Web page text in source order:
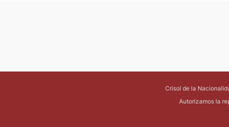
Crisol de la
Autorizamos la